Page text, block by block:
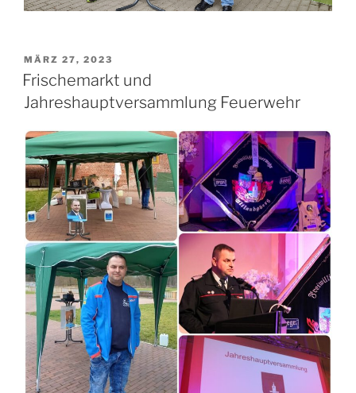
VERÖFFENTLICHT
AM
MÄRZ 27, 2023
Frischemarkt und
Jahreshauptversammlung Feuerwehr